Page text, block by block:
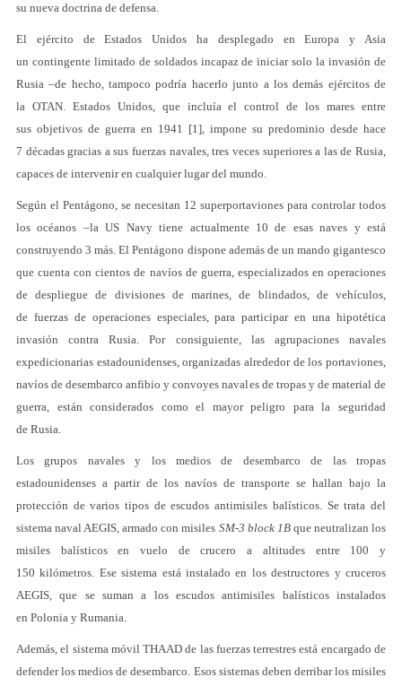
su nueva doctrina de defensa.
El ejército de Estados Unidos ha desplegado en Europa y Asia
un contingente limitado de soldados incapaz de iniciar solo la invasión de
Rusia –de hecho, tampoco podría hacerlo junto a los demás ejércitos de
la OTAN. Estados Unidos, que incluía el control de los mares entre
sus objetivos de guerra en 1941 [1], impone su predominio desde hace
7 décadas gracias a sus fuerzas navales, tres veces superiores a las de Rusia,
capaces de intervenir en cualquier lugar del mundo.
Según el Pentágono, se necesitan 12 superportaviones para controlar todos
los océanos –la US Navy tiene actualmente 10 de esas naves y está
construyendo 3 más. El Pentágono dispone además de un mando gigantesco
que cuenta con cientos de navíos de guerra, especializados en operaciones
de despliegue de divisiones de marines, de blindados, de vehículos,
de fuerzas de operaciones especiales, para participar en una hipotética
invasión contra Rusia. Por consiguiente, las agrupaciones navales
expedicionarias estadounidenses, organizadas alrededor de los portaviones,
navíos de desembarco anfibio y convoyes navales de tropas y de material de
guerra, están considerados como el mayor peligro para la seguridad
de Rusia.
Los grupos navales y los medios de desembarco de las tropas
estadounidenses a partir de los navíos de transporte se hallan bajo la
protección de varios tipos de escudos antimisiles balísticos. Se trata del
sistema naval AEGIS, armado con misiles SM-3 block 1Bque neutralizan los
misiles balísticos en vuelo de crucero a altitudes entre 100 y
150 kilómetros. Ese sistema está instalado en los destructores y cruceros
AEGIS, que se suman a los escudos antimisiles balísticos instalados
en Polonia y Rumania.
Además, el sistema móvil THAAD de las fuerzas terrestres está encargado de
defender los medios de desembarco. Esos sistemas deben derribar los misiles